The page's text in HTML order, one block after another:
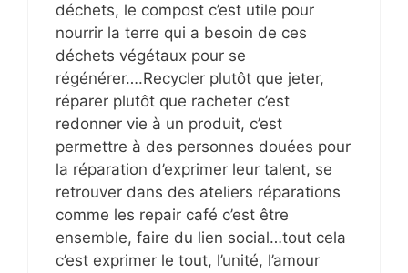
déchets, le compost c’est utile pour
nourrir la terre qui a besoin de ces
déchets végétaux pour se
régénérer….Recycler plutôt que jeter,
réparer plutôt que racheter c’est
redonner vie à un produit, c’est
permettre à des personnes douées pour
la réparation d’exprimer leur talent, se
retrouver dans des ateliers réparations
comme les repair café c’est être
ensemble, faire du lien social…tout cela
c’est exprimer le tout, l’unité, l’amour